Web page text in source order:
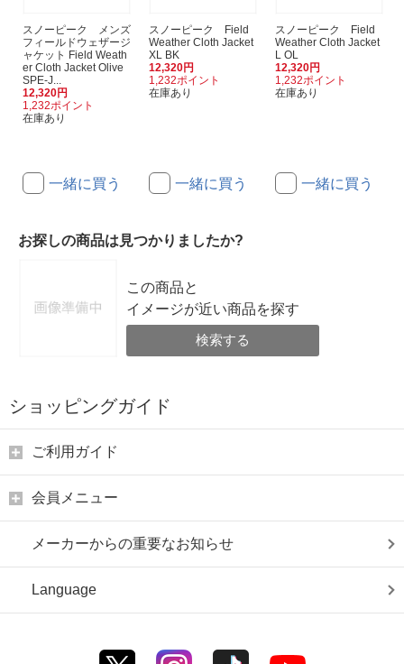
スノーピーク メンズ
フィールドウェザージ
ャケット Field Weath
er Cloth Jacket Olive
SPE-J...
12,320円
1,232ポイント
在庫あり
一緒に買う
スノーピーク Field
Weather Cloth Jacket
XL BK
12,320円
1,232ポイント
在庫あり
一緒に買う
スノーピーク Field
Weather Cloth Jacket
L OL
12,320円
1,232ポイント
在庫あり
一緒に買う
お探しの商品は見つかりましたか?
この商品と
イメージが近い商品を探す
検索する
ショッピングガイド
ご利用ガイド
会員メニュー
メーカーからの重要なお知らせ
Language